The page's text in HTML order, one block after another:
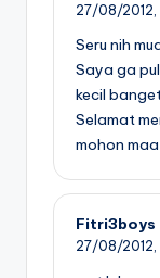
27/08/2012,
Seru nih
Saya ga
kecil
Selamat
mohon
Fitri3boys
27/08/2012,